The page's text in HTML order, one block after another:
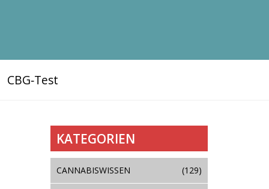
CBG‑Test
KATEGORIEN
CANNABISWISSEN (129)